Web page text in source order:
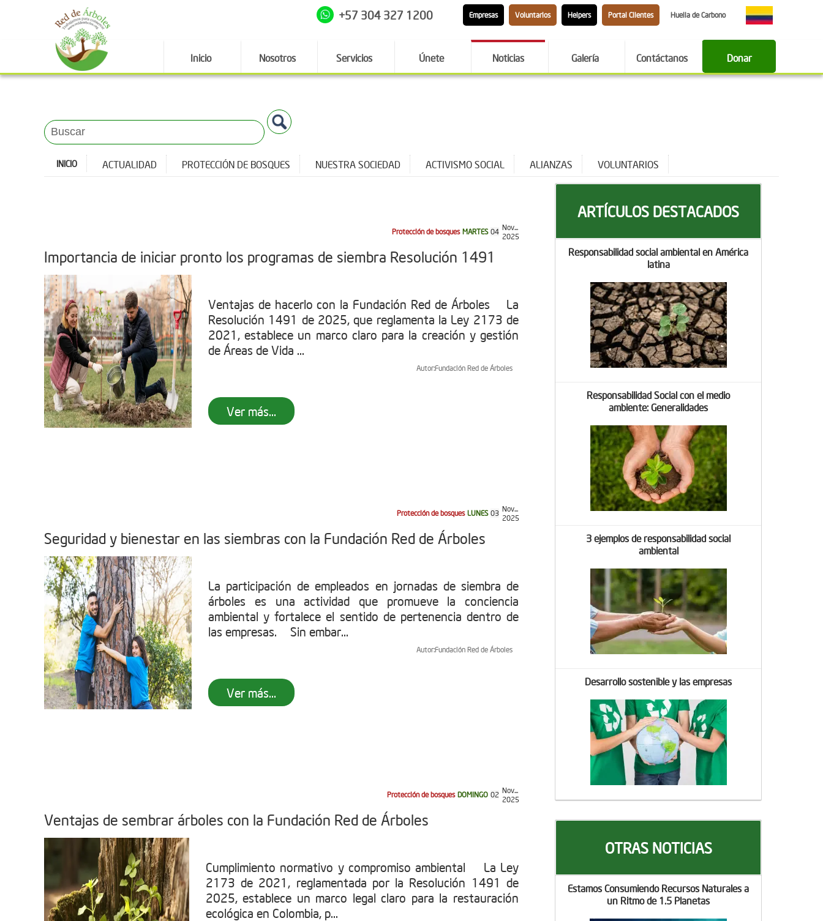
+57 304 327 1200 Empresas Voluntarios Helpers Portal Clientes Huella de Carbono
Inicio Nosotros Servicios Únete Noticias Galería Contáctanos Donar
INICIO ACTUALIDAD PROTECCIÓN DE BOSQUES NUESTRA SOCIEDAD ACTIVISMO SOCIAL ALIANZAS VOLUNTARIOS
Protección de bosques MARTES 04 Nov...
2025
Importancia de iniciar pronto los programas de siembra Resolución 1491
Ventajas de hacerlo con la Fundación Red de Árboles La
Resolución 1491 de 2025, que reglamenta la Ley 2173 de
2021, establece un marco claro para la creación y gestión
de Áreas de Vida ...
Autor:Fundación Red de Árboles
Ver más...
Protección de bosques LUNES 03 Nov...
2025
Seguridad y bienestar en las siembras con la Fundación Red de Árboles
La participación de empleados en jornadas de siembra de
árboles es una actividad que promueve la conciencia
ambiental y fortalece el sentido de pertenencia dentro de
las empresas. Sin embar...
Autor:Fundación Red de Árboles
Ver más...
Protección de bosques DOMINGO 02 Nov...
2025
Ventajas de sembrar árboles con la Fundación Red de Árboles
Cumplimiento normativo y compromiso ambiental La Ley
2173 de 2021, reglamentada por la Resolución 1491 de
2025, establece un marco legal claro para la restauración
ecológica en Colombia, p...
ARTÍCULOS DESTACADOS
Responsabilidad social ambiental en América
latina
Responsabilidad Social con el medio
ambiente: Generalidades
3 ejemplos de responsabilidad social
ambiental
Desarrollo sostenible y las empresas
OTRAS NOTICIAS
Estamos Consumiendo Recursos Naturales a
un Ritmo de 1.5 Planetas